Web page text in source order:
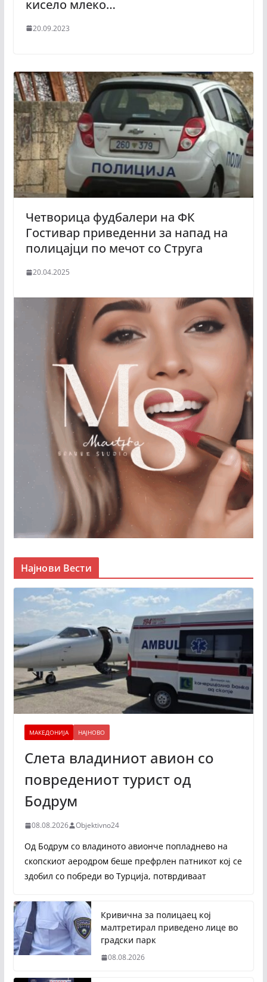
кисело млеко…
20.09.2023
Четворица фудбалери на ФК
Гостивар приведенни за напад на
полицајци по мечот со Струга
20.04.2025
Најнови Вести
МАКЕДОНИЈА НАЈНОВО
Слета владиниот авион со
повредениот турист од
Бодрум
08.08.2026 Objektivno24
Од Бодрум со владиното авионче попладнево на
скопскиот аеродром беше префрлен патникот кој се
здобил со побреди во Турција, потврдиваат
Кривична за полицаец кој
малтретирал приведено лице во
градски парк
08.08.2026